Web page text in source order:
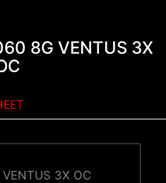
8G VENTUS 3X
3X OC